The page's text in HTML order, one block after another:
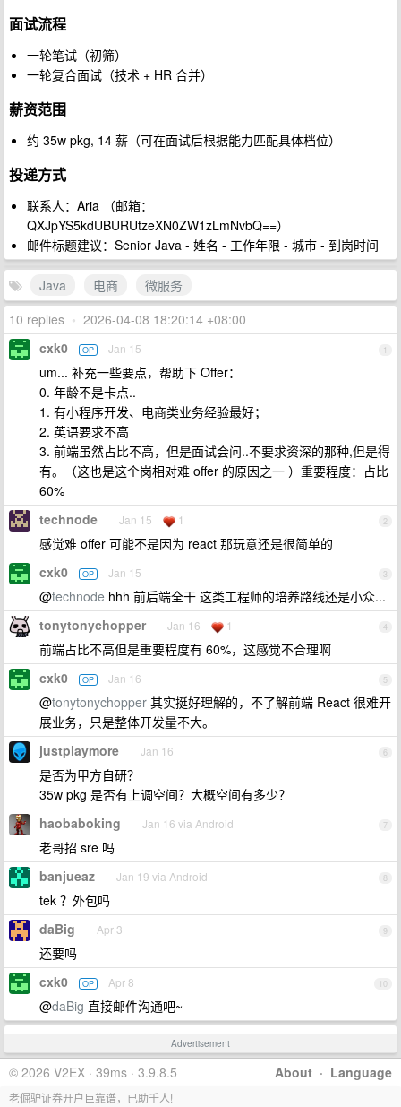
面试流程
一轮笔试（初筛）
一轮复合面试（技术 + HR 合并）
薪资范围
约 35w pkg, 14 薪（可在面试后根据能力匹配具体档位）
投递方式
联系人：Aria （邮箱：
QXJpYS5kdUBURUtzeXN0ZW1zLmNvbQ==）
邮件标题建议：Senior Java - 姓名 - 工作年限 - 城市 - 到岗时间
Java 电商
微服务
10 replies • 2026-04-08 18:20:14 +08:00
1
cxk0 OP Jan 15
um... 补充一些要点，帮助下 Offer：
0. 年龄不是卡点..
1. 有小程序开发、电商类业务经验最好；
2. 英语要求不高
3. 前端虽然占比不高，但是面试会问..不要求资深的那种,但是得
有。（这也是这个岗相对难 offer 的原因之一 ）重要程度：占比
60%
2
technode Jan 15 1
感觉难 offer 可能不是因为 react 那玩意还是很简单的
3
cxk0 OP Jan 15
@technode hhh 前后端全干 这类工程师的培养路线还是小众...
4
tonytonychopper Jan 16 1
前端占比不高但是重要程度有 60%，这感觉不合理啊
5
cxk0 OP Jan 16
@tonytonychopper 其实挺好理解的，不了解前端 React 很难开
展业务，只是整体开发量不大。
6
justplaymore Jan 16
是否为甲方自研？
35w pkg 是否有上调空间？大概空间有多少？
7
haobaboking Jan 16 via Android
老哥招 sre 吗
8
banjueaz Jan 19 via Android
tek ？外包吗
9
daBig Apr 3
还要吗
10
cxk0 OP Apr 8
@daBig 直接邮件沟通吧~
Advertisement
About · Language
© 2026 V2EX · 39ms · 3.9.8.5
老倔驴证券开户巨靠谱，已助千人!